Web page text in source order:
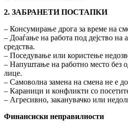
2. ЗАБРАНЕТИ ПОСТАПКИ
– Консумирање дрога за време на
– Доаѓање на работа под дејство на
средства.
– Поседување или користење
– Напуштање на работно место без
лице.
– Самоволна замена на смена не е
– Караници и конфликти со
– Агресивно, заканувачко или
Финансиски неправилности